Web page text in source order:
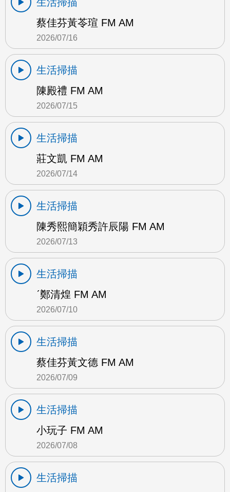
蔡佳芬黃苓瑄 FM AM
2026/07/16
生活掃描
陳殿禮 FM AM
2026/07/15
生活掃描
莊文凱 FM AM
2026/07/14
生活掃描
陳秀熙簡穎秀許辰陽 FM AM
2026/07/13
生活掃描
ˊ鄭清煌 FM AM
2026/07/10
生活掃描
蔡佳芬黃文德 FM AM
2026/07/09
生活掃描
小玩子 FM AM
2026/07/08
生活掃描